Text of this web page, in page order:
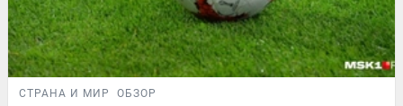
СТРАНА И МИР ОБЗОР